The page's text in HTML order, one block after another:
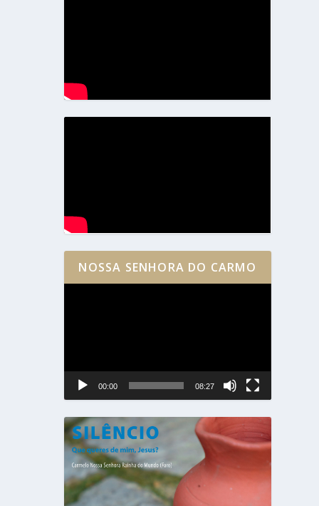
NOSSA SENHORA DO CARMO
00:00 08:27